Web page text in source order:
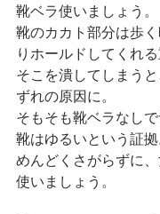
靴ベラ使いましょう。
靴のカカト部分は歩
りホールドしてくれる
そこを潰してしまう
ずれの原因に。
そもそも靴ベラなし
靴はゆるいという証拠
めんどくさがらずに
使いましょう。